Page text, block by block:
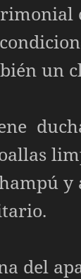
un
y
del